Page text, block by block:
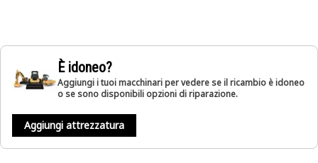
È idoneo?
Aggiungi i tuoi macchinari per vedere se il ricambio è idoneo
o se sono disponibili opzioni di riparazione.
Aggiungi attrezzatura